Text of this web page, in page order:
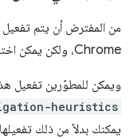
Chrome، ولكن يمكن اختبارها قبل ذلك من خلال تفعيلها بشكل صريح.
ويمكن للمطوّرين تفعيل
heuristics
يمكنك بدلاً من ذلك